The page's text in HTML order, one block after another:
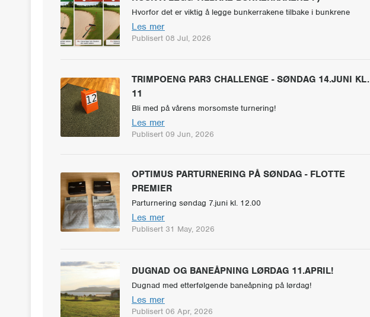
Hvorfor det er viktig å legge bunkerrakene tilbake i bunkrene
Les mer
Publisert 08 Jul, 2026
TRIMPOENG PAR3 CHALLENGE - SØNDAG 14.JUNI KL.
11
Bli med på vårens morsomste turnering!
Les mer
Publisert 09 Jun, 2026
OPTIMUS PARTURNERING PÅ SØNDAG - FLOTTE
PREMIER
Parturnering søndag 7.juni kl. 12.00
Les mer
Publisert 31 May, 2026
DUGNAD OG BANEÅPNING LØRDAG 11.APRIL!
Dugnad med etterfølgende baneåpning på lørdag!
Les mer
Publisert 06 Apr, 2026